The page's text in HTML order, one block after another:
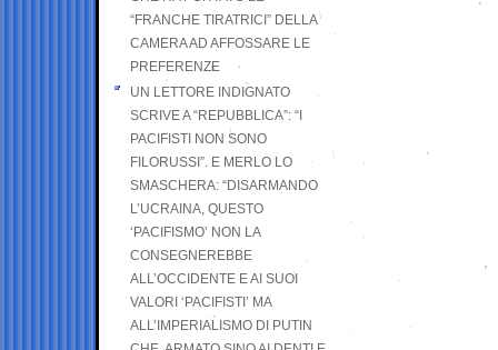
“FRANCHE TIRATRICI” DELLA
CAMERA AD AFFOSSARE LE
PREFERENZE
UN LETTORE INDIGNATO
SCRIVE A “REPUBBLICA”: “I
PACIFISTI NON SONO
FILORUSSI”. E MERLO LO
SMASCHERA: “DISARMANDO
L’UCRAINA, QUESTO
‘PACIFISMO’ NON LA
CONSEGNEREBBE
ALL’OCCIDENTE E AI SUOI
VALORI ‘PACIFISTI’ MA
ALL’IMPERIALISMO DI PUTIN